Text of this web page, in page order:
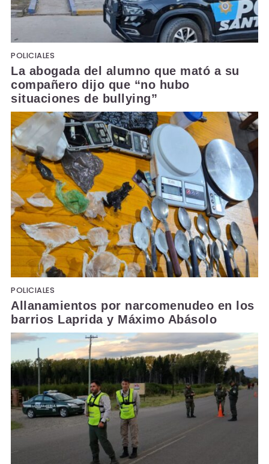
POLICIALES
La abogada del alumno que mató a su
compañero dijo que “no hubo
situaciones de bullying”
POLICIALES
Allanamientos por narcomenudeo en los
barrios Laprida y Máximo Abásolo